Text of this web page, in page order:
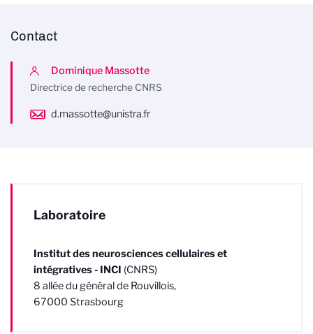
Contact
Dominique Massotte
Directrice de recherche CNRS
d.massotte@unistra.fr
Laboratoire
Institut des neurosciences cellulaires et
intégratives - INCI (CNRS)
8 allée du général de Rouvillois,
67000 Strasbourg